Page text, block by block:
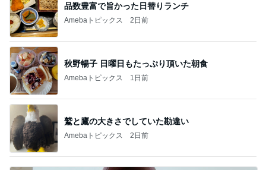
品数豊富で旨かった日替りランチ
Amebaトピックス 2日前
秋野暢子 日曜日もたっぷり頂いた朝食
Amebaトピックス 1日前
鷲と鷹の大きさでしていた勘違い
Amebaトピックス 2日前